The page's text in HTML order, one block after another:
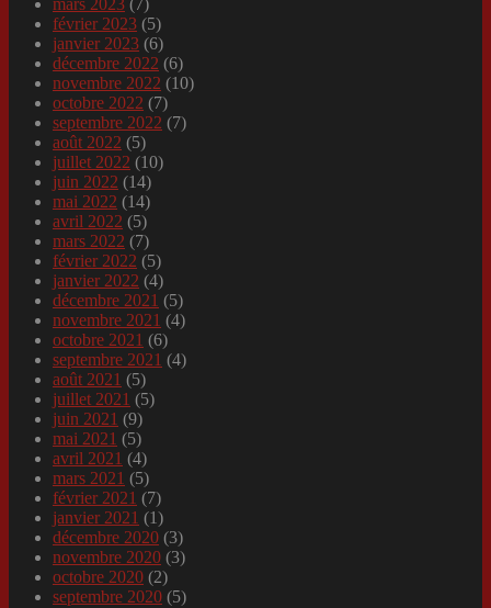
mars 2023 (7)
février 2023 (5)
janvier 2023 (6)
décembre 2022 (6)
novembre 2022 (10)
octobre 2022 (7)
septembre 2022 (7)
août 2022 (5)
juillet 2022 (10)
juin 2022 (14)
mai 2022 (14)
avril 2022 (5)
mars 2022 (7)
février 2022 (5)
janvier 2022 (4)
décembre 2021 (5)
novembre 2021 (4)
octobre 2021 (6)
septembre 2021 (4)
août 2021 (5)
juillet 2021 (5)
juin 2021 (9)
mai 2021 (5)
avril 2021 (4)
mars 2021 (5)
février 2021 (7)
janvier 2021 (1)
décembre 2020 (3)
novembre 2020 (3)
octobre 2020 (2)
septembre 2020 (5)